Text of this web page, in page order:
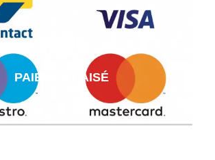
PAIEMENT AISÉ